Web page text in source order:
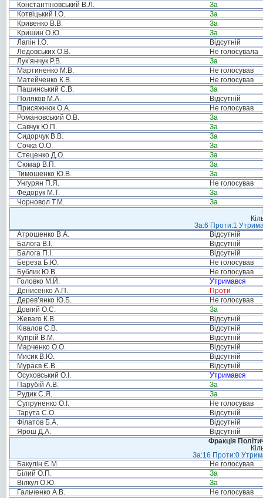
Константіновський В.Л.
За
Котвіцький І.О.
За
Кривенко В.В.
За
Кришин О.Ю.
За
Лапін І.О.
Відсутній
Ледовських О.В.
Не голосувала
Лук’янчук Р.В.
За
Мартиненко М.В.
Не голосував
Матейченко К.В.
Не голосував
Пашинський С.В.
За
Поляков М.А.
Відсутній
Присяжнюк О.А.
Не голосував
Романовський О.В.
За
Савчук Ю.П.
За
Сидорчук В.В.
За
Сочка О.О.
За
Стеценко Д.О.
За
Сюмар В.П.
За
Тимошенко Ю.В.
За
Унгурян П.Я.
Не голосував
Федорук М.Т.
За
Чорновол Т.М.
За
За:6 Проти:1
Атрошенко В.А.
Відсутній
Балога В.І.
Відсутній
Балога П.І.
Відсутній
Береза Б.Ю.
Не голосував
Бублик Ю.В.
Не голосував
Головко М.Й.
Утримався
Денисенко А.П.
Проти
Дерев’янко Ю.Б.
Не голосував
Довгий О.С.
За
Жеваго К.В.
Відсутній
Ківалов С.В.
Відсутній
Купрій В.М.
Відсутній
Марченко О.О.
Відсутній
Мисик В.Ю.
Відсутній
Мураєв Є.В.
Відсутній
Осуховський О.І.
Утримався
Парубій А.В.
За
Рудик С.Я.
За
Супруненко О.І.
Не голосував
Тарута С.О.
Відсутній
Філатов Б.А.
Відсутній
Ярош Д.А.
Відсутній
Фракція
За:16 Проти:0
Бакулін Є.М.
Не голосував
Білий О.П.
За
Вілкул О.Ю.
За
Гальченко А.В.
Не голосував